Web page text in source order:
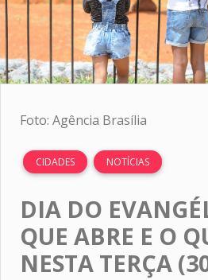
Foto: Agência Brasília
CIDADES NOTÍCIAS
DIA DO
QUE ABRE E O
NESTA TERÇA